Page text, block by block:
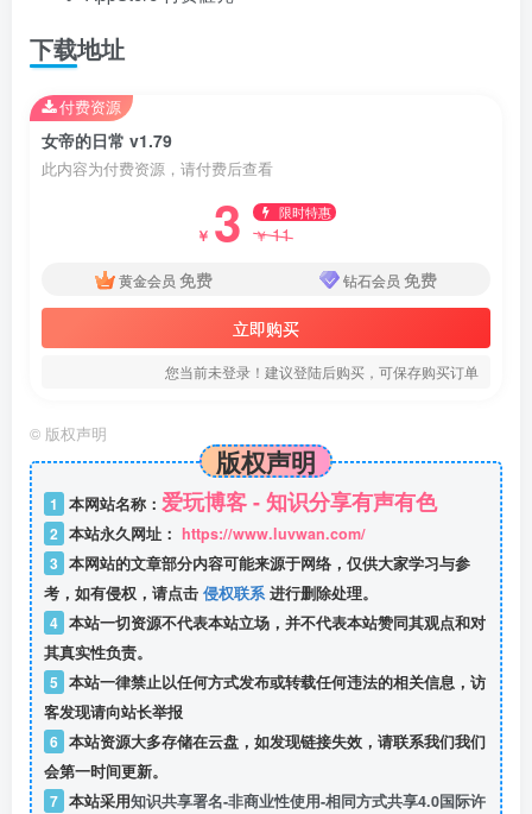
下载地址
女帝的日常 v1.79
此内容为付费资源，请付费后查看
￥ 3 限时特惠
￥11
黄金会员 免费 钻石会员 免费
立即购买
您当前未登录！建议登陆后购买，可保存购买订单
付费资源
© 版权声明
版权声明
1 本网站名称： 爱玩博客 - 知识分享有声有色
2 本站永久网址： https://www.luvwan.com/
3 本网站的文章部分内容可能来源于网络，仅供大家学习与参
考，如有侵权，请点击 侵权联系进行删除处理。
4 本站一切资源不代表本站立场，并不代表本站赞同其观点和对
其真实性负责。
5 本站一律禁止以任何方式发布或转载任何违法的相关信息，访
客发现请向站长举报
6 本站资源大多存储在云盘，如发现链接失效，请联系我们我们
会第一时间更新。
7 本站采用知识共享署名-非商业性使用-相同方式共享4.0国际许